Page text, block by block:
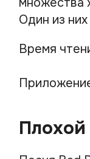
Один из
Время